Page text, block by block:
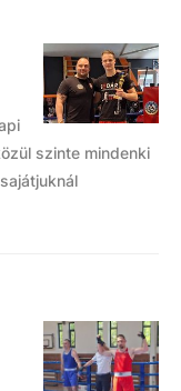
szinte mindenki